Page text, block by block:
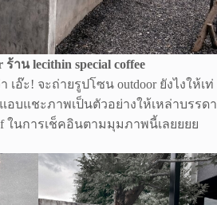
าน lecithin special coffee
อ๊ะ! จะถ่ายรูปโซน outdoor ยังไงให้เท่
บแชะภาพเป็นตัวอย่างให้เหล่าบรรดา
ในการเช็คอินตามมุมภาพนี้เลยยยย